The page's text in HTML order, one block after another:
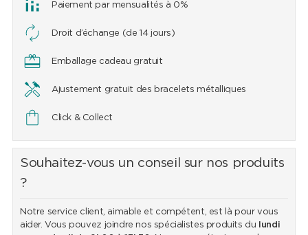
Paiement par mensualités à 0%
Droit d’échange (de 14 jours)
Emballage cadeau gratuit
Ajustement gratuit des bracelets métalliques
Click & Collect
Souhaitez-vous un conseil sur nos produits
?
Notre service client, aimable et compétent, est là pour vous
aider. Vous pouvez joindre nos spécialistes produits du
lundi